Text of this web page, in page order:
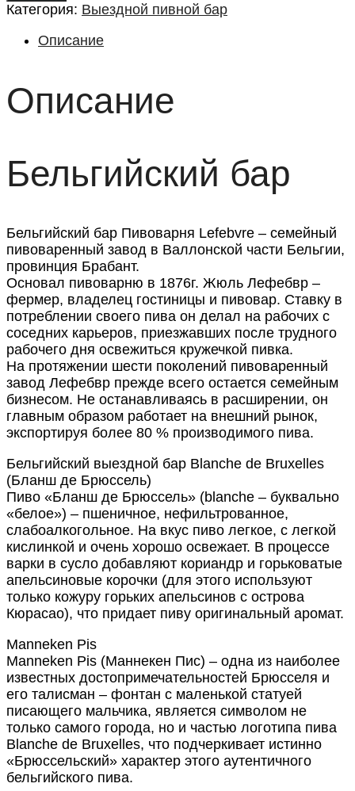
Категория: Выездной пивной бар
Описание
Описание
Бельгийский бар
Бельгийский бар Пивоварня Lefebvre – семейный
пивоваренный завод в Валлонской части Бельгии,
провинция Брабант.
Основал пивоварню в 1876г. Жюль Лефебвр –
фермер, владелец гостиницы и пивовар. Ставку в
потреблении своего пива он делал на рабочих с
соседних карьеров, приезжавших после трудного
рабочего дня освежиться кружечкой пивка.
На протяжении шести поколений пивоваренный
завод Лефебвр прежде всего остается семейным
бизнесом. Не останавливаясь в расширении, он
главным образом работает на внешний рынок,
экспортируя более 80 % производимого пива.
Бельгийский выездной бар Blanche de Bruxelles
(Бланш де Брюссель)
Пиво «Бланш де Брюссель» (blanche – буквально
«белое») – пшеничное, нефильтрованное,
слабоалкогольное. На вкус пиво легкое, с легкой
кислинкой и очень хорошо освежает. В процессе
варки в сусло добавляют кориандр и горьковатые
апельсиновые корочки (для этого используют
только кожуру горьких апельсинов с острова
Кюрасао), что придает пиву оригинальный аромат.
Manneken Pis
Manneken Pis (Маннекен Пис) – одна из наиболее
известных достопримечательностей Брюсселя и
его талисман – фонтан с маленькой статуей
писающего мальчика, является символом не
только самого города, но и частью логотипа пива
Blanche de Bruxelles, что подчеркивает истинно
«Брюссельский» характер этого аутентичного
бельгийского пива.